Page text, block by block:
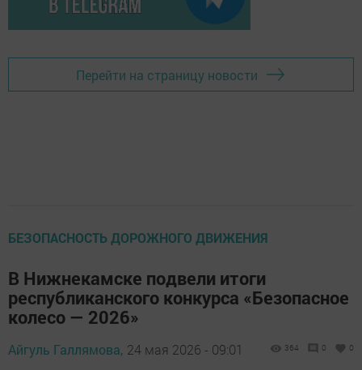
Перейти на страницу новости
БЕЗОПАСНОСТЬ ДОРОЖНОГО ДВИЖЕНИЯ
В Нижнекамске подвели итоги
республиканского конкурса «Безопасное
колесо — 2026»
Айгуль Галлямова, 24 мая 2026 - 09:01 364 0 0